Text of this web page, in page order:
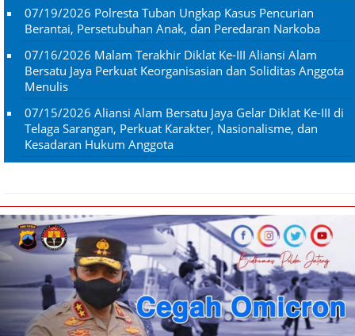
07/19/2026 Polresta Tuban Ungkap Kasus Pencurian
Berantai, Persetubuhan Anak, dan Peredaran Narkoba
07/16/2026 Malam Terakhir Diklat Ke-III Aliansi Alam
Bersatu Jaya Perkuat Keorganisasian dan Soliditas Anggota
Menulis
07/15/2026 Aliansi Alam Bersatu Jaya Gelar Diklat Ke-III di
Telaga Sarangan, Perkuat Karakter, Nasionalisme, dan
Kesadaran Hukum Anggota